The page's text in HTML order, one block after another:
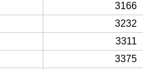
3166
3232
3311
3375